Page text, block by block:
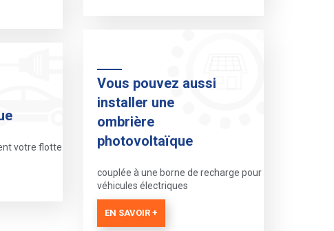
votre flotte
Vous pouvez aussi
installer une
ombrière
photovoltaïque
couplée à une borne de recharge pour
véhicules électriques
EN SAVOIR +